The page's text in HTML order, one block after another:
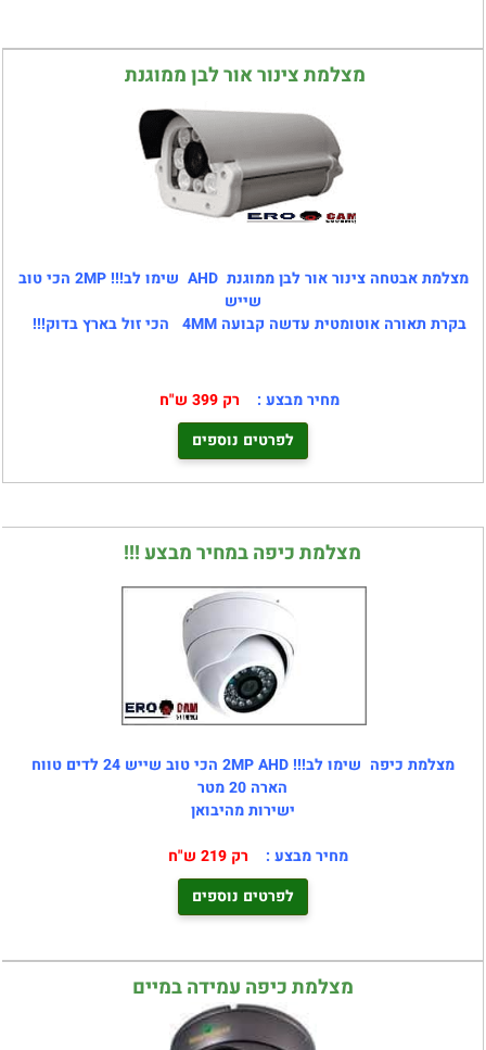
מצלמת צינור אור לבן ממוגנת
מצלמת אבטחה צינור אור לבן ממוגנת AHD שימו לב!!! 2MP הכי טוב
שייש
בקרת תאורה אוטומטית עדשה קבועה 4MM
הכי זול בארץ בדוק!!!
מחיר מבצע : רק 399 ש"ח
לפרטים נוספים
מצלמת כיפה במחיר מבצע !!!
מצלמת כיפה שימו לב!!! 2MP AHD הכי טוב שייש 24 לדים טווח
הארה 20 מטר
ישירות מהיבואן
מחיר מבצע : רק 219 ש"ח
לפרטים נוספים
מצלמת כיפה עמידה במיים